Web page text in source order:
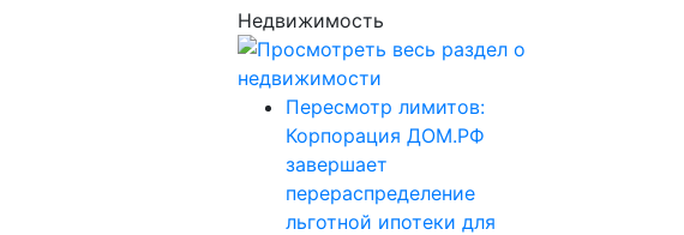
Недвижимость
Пересмотр лимитов:
Корпорация ДОМ.РФ
завершает
перераспределение
льготной ипотеки для